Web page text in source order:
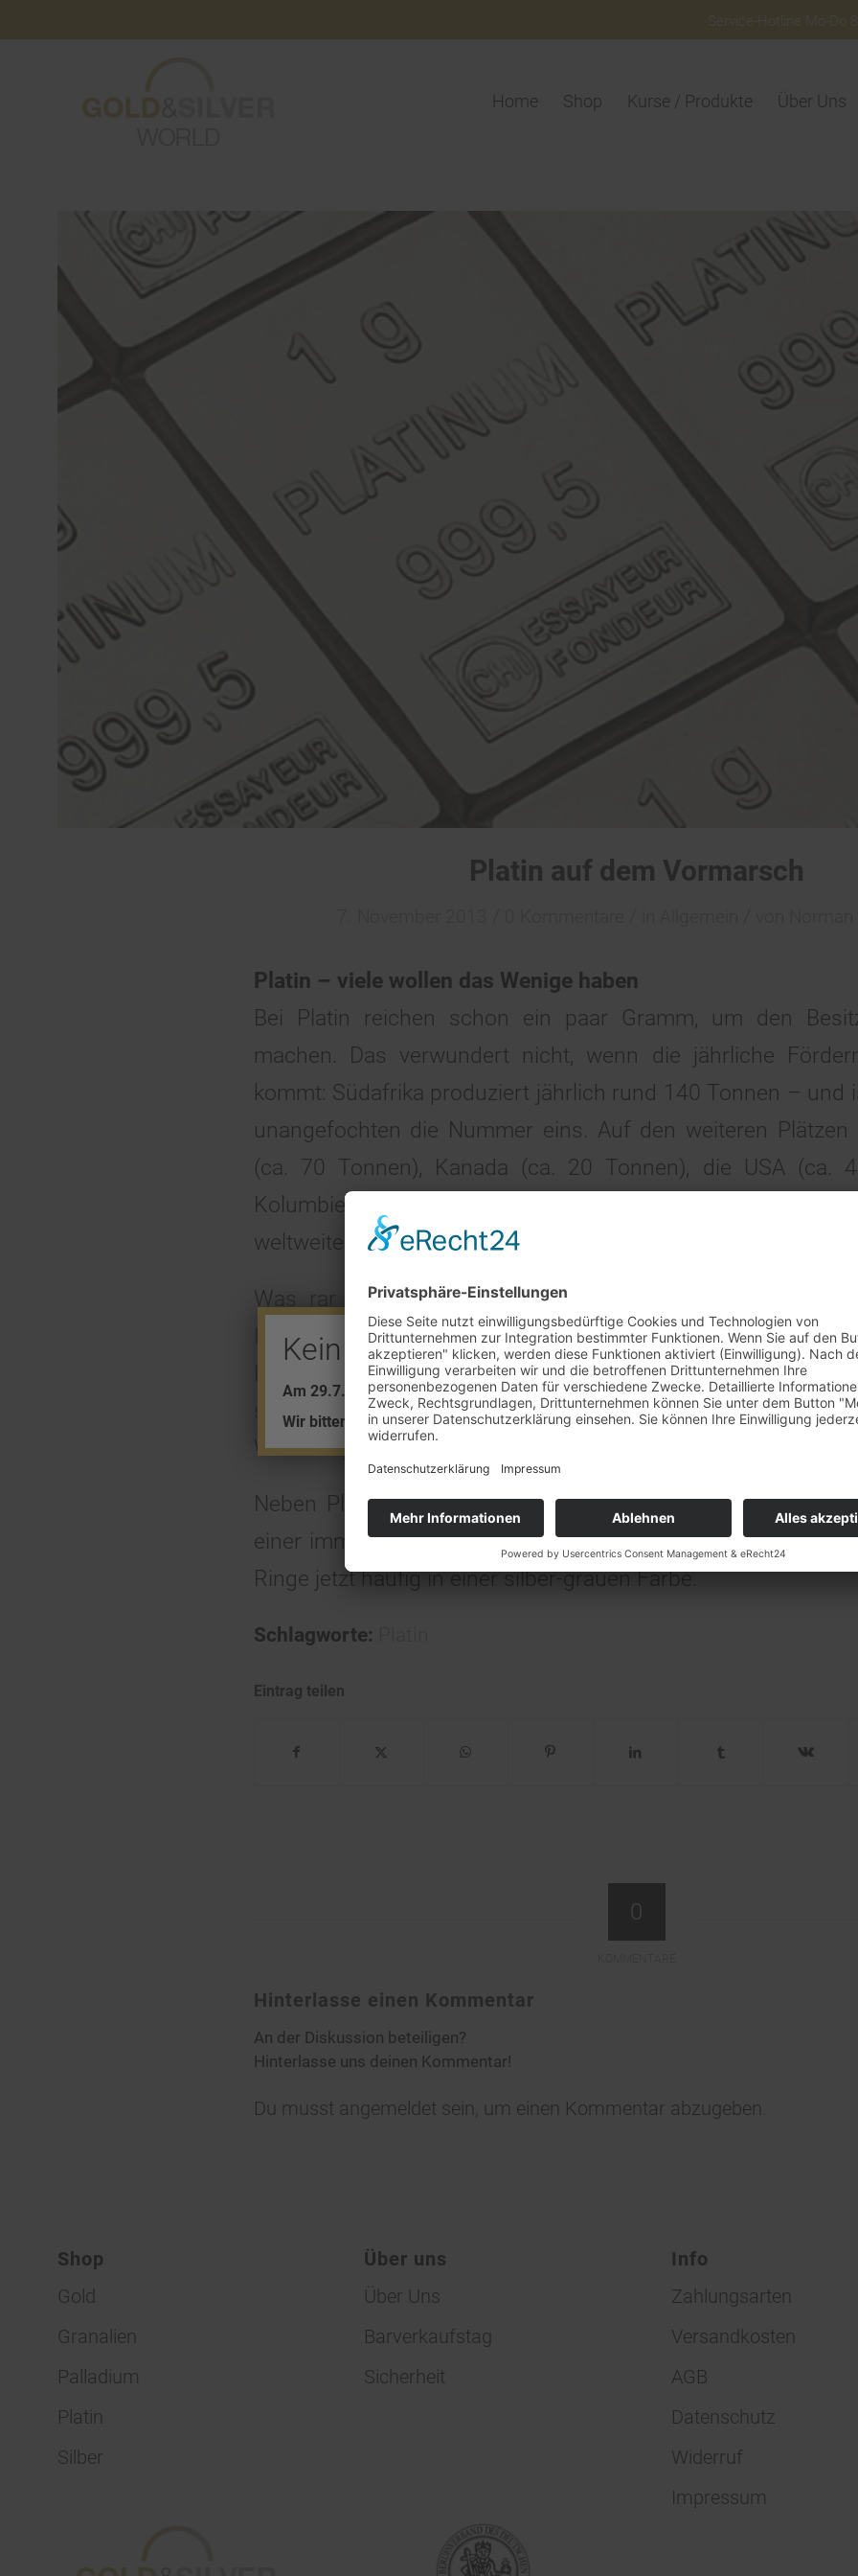
Service-Hotline Mo-Do
Home Shop Kurse / Produkte Über Uns
Platin auf dem Vormarsch
Platin – viele wollen das Wenige haben
Bei Platin reichen schon ein paar Gramm, um den
machen. Das verwundert nicht, wenn die jährliche
kommt: Südafrika produziert jährlich rund 140 Tonnen – und
unangefochten die Nummer eins. Auf den weiteren Plätzen
(ca. 70 Tonnen), Kanada (ca. 20 Tonnen), die USA (ca.
Kolumbien und Simbabwe mit jeweils rund 1,5 Tonnen.
weltweite Fördermenge also bei nur rund 240 Tonnen.
Was rar ist, ist begehrt – und Platin ist sehr begehrt.
Industrie: Das Edelmetall findet sich zum Beispiel in
Katalysatoren von Fahrzeugen, in Laserdruckern,
sowie Chemie- und Laborgeräten. Der nicht gerade
Wertanlage.
Neben Platinbarren erfreut sich das Edelmetall noch in
einer immer größeren Beliebtheit: Im Schmuckbereich
Ringe jetzt häufig in einer silber-grauen Farbe.
Schlagworte:
Eintrag teilen
0
Hinterlasse einen Kommentar
An der Diskussion beteiligen?
Hinterlasse uns deinen Kommentar!
Du musst angemeldet sein, um einen Kommentar abzugeben.
Shop
Gold
Granalien
Palladium
Platin
Silber
Über uns
Über Uns
Barverkaufstag
Sicherheit
Info
Zahlungsarten
Versandkosten
AGB
Datenschutz
Widerruf
Impressum
Kein Barverkaufstag am 29.7. + 5.8.
Am 29.7. + 5.8. findet unser Barverkaufstag in Rheinstetten leider nicht statt.
Wir bitten um Ihr Verständnis!